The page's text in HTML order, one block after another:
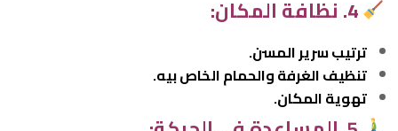
4. نظافة المكان:
ترتيب سرير المسن.
تنظيف الغرفة والحمام الخاص بيه.
تهوية المكان.